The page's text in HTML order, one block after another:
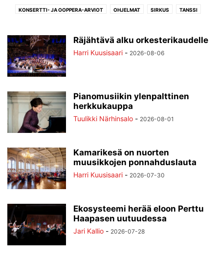
KONSERTTI- JA OOPPERA-ARVIOT OHJELMAT SIRKUS TANSSI
Räjähtävä alku orkesterikaudelle
Harri Kuusisaari - 2026-08-06
Pianomusiikin ylenpalttinen
herkkukauppa
Tuulikki Närhinsalo - 2026-08-01
Kamarikesä on nuorten
muusikkojen ponnahduslauta
Harri Kuusisaari - 2026-07-30
Ekosysteemi herää eloon Perttu
Haapasen uutuudessa
Jari Kallio - 2026-07-28